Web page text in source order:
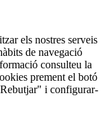
els nostres serveis
de navegació
consulteu la
prement el botó
i configurar-